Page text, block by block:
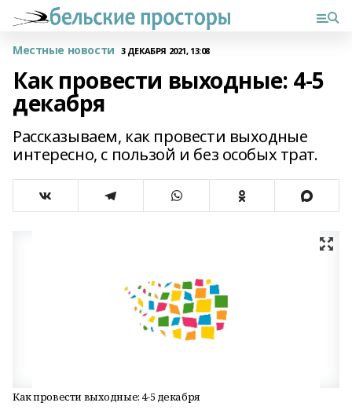
Местные новости 3 ДЕКАБРЯ 2021, 13:08
Как провести выходные: 4-5
декабря
Рассказываем, как провести выходные
интересно, с пользой и без особых трат.
Как провести выходные: 4-5 декабря